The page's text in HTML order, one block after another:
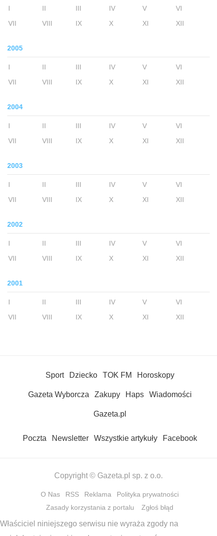
I II III IV V
VI
VII
VIII IX X XI XII
2005
I II III IV V
VI
VII
VIII IX X XI XII
2004
I II III IV V
VI
VII
VIII IX X XI XII
2003
I II III IV V
VI
VII
VIII IX X XI XII
2002
I II III IV V
VI
VII
VIII IX X XI XII
2001
I II III IV V
VI
VII
VIII IX X XI XII
Sport Dziecko TOK FM Horoskopy
Gazeta Wyborcza Zakupy Haps Wiadomości
Gazeta.pl
Poczta Newsletter Wszystkie artykuły Facebook
Copyright © Gazeta.pl sp. z o.o.
O Nas RSS Reklama
Polityka prywatności
Zasady korzystania z portalu
Zgłoś błąd
Właściciel niniejszego serwisu nie wyraża zgody na